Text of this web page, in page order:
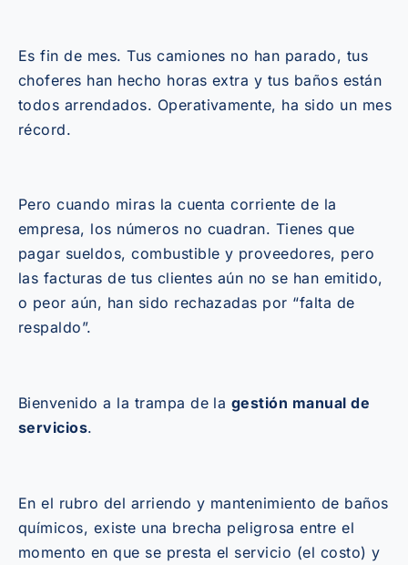
Es fin de mes. Tus camiones no han parado, tus
choferes han hecho horas extra y tus baños están
todos arrendados. Operativamente, ha sido un mes
récord.
Pero cuando miras la cuenta corriente de la
empresa, los números no cuadran. Tienes que
pagar sueldos, combustible y proveedores, pero
las facturas de tus clientes aún no se han emitido,
o peor aún, han sido rechazadas por “falta de
respaldo”.
Bienvenido a la trampa de la gestión manual de
servicios.
En el rubro del arriendo y mantenimiento de baños
químicos, existe una brecha peligrosa entre el
momento en que se presta el servicio (el costo) y